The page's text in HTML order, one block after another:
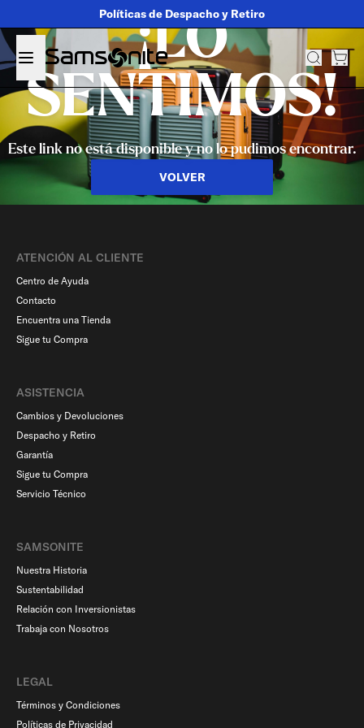
Políticas de Despacho y Retiro
¡LO
SENTIMOS!
Este link no está disponible y no lo pudimos encontrar.
VOLVER
ATENCIÓN AL CLIENTE
Centro de Ayuda
Contacto
Encuentra una Tienda
Sigue tu Compra
ASISTENCIA
Cambios y Devoluciones
Despacho y Retiro
Garantía
Sigue tu Compra
Servicio Técnico
SAMSONITE
Nuestra Historia
Sustentabilidad
Relación con Inversionistas
Trabaja con Nosotros
LEGAL
Términos y Condiciones
Políticas de Privacidad